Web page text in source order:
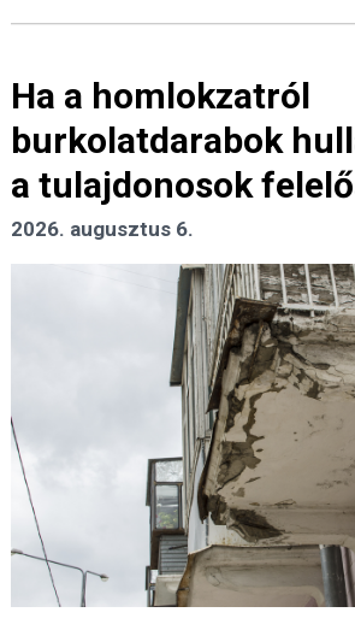
Ha a homlokzatról
burkolatdarabok
a tulajdonosok
2026. augusztus 6.